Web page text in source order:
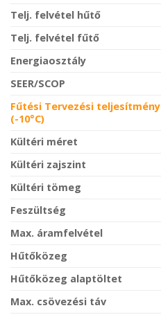
Telj. felvétel hűtő
Telj. felvétel fűtő
Energiaosztály
SEER/SCOP
Fűtési Tervezési teljesítmény
(-10°C)
Kültéri méret
Kültéri zajszint
Kültéri tömeg
Feszültség
Max. áramfelvétel
Hűtőközeg
Hűtőközeg alaptöltet
Max. csövezési táv